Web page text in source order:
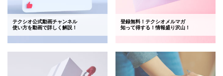
テクシオ公式動画チャンネル
使い方を動画で詳しく解説！
登録無料！テクシオメルマガ
知って得する！情報盛り沢山！